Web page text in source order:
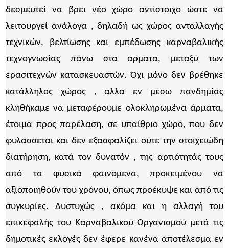
δεσμευτεί να βρει νέο χώρο αντίστοιχο ώστε να
λειτουργεί ανάλογα , δηλαδή ως χώρος ανταλλαγής
τεχνικών, βελτίωσης και εμπέδωσης καρναβαλικής
τεχνογνωσίας πάνω στα άρματα, μεταξύ των
ερασιτεχνών κατασκευαστών. Όχι μόνο δεν βρέθηκε
κατάλληλος χώρος , αλλά εν μέσω πανδημίας
κληθήκαμε να μεταφέρουμε ολοκληρωμένα άρματα,
έτοιμα προς παρέλαση, σε υπαίθριο χώρο, που δεν
φυλάσσεται και δεν εξασφαλίζει ούτε την στοιχειώδη
διατήρηση, κατά τον δυνατόν , της αρτιότητάς τους
από τα φυσικά φαινόμενα, προκειμένου να
αξιοποιηθούν του χρόνου, όπως προέκυψε και από τις
συγκυρίες. Δυστυχώς , ακόμα και η αλλαγή του
επικεφαλής του Καρναβαλικού Οργανισμού μετά τις
δημοτικές εκλογές δεν έφερε κανένα αποτέλεσμα εν